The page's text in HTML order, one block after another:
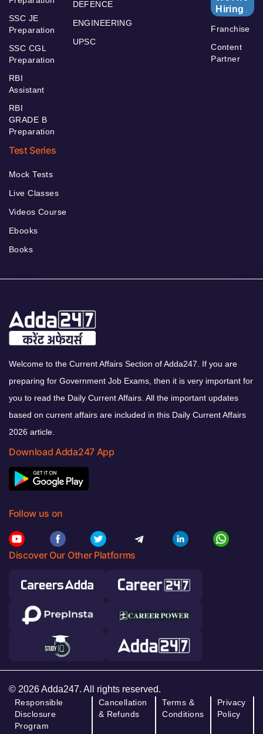
SSC JE
Preparation
SSC CGL
Preparation
RBI
Assistant
RBI
GRADE B
Preparation
DEFENCE
ENGINEERING
UPSC
Hiring
Franchise
Content
Partner
Test Series
Mock Tests
Live Classes
Videos Course
Ebooks
Books
Welcome to the Current Affairs Section of Adda247. If you are
preparing for Government Job Exams, then it is very important for
you to read the Daily Current Affairs. All the important updates
based on current affairs are included in this Daily Current Affairs
2026 article.
Download Adda247 App
Follow us on
Discover Our Other Platforms
© 2026 Adda247. All rights reserved.
Responsible
Disclosure
Program
Cancellation
& Refunds
Terms &
Conditions
Privacy
Policy